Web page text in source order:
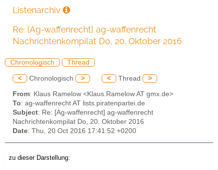
Listenarchiv
Re: [Ag-waffenrecht] ag-waffenrecht
Nachrichtenkompilat Do, 20. Oktober 2016
Chronologisch Thread
< Chronologisch > < Thread >
From: Klaus Ramelow <Klaus.Ramelow AT gmx.de>
To: ag-waffenrecht AT lists.piratenpartei.de
Subject: Re: [Ag-waffenrecht] ag-waffenrecht
Nachrichtenkompilat Do, 20. Oktober 2016
Date: Thu, 20 Oct 2016 17:41:52 +0200
zu dieser Darstellung: